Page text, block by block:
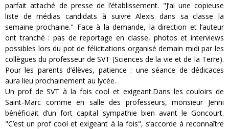
parfait attaché de presse de l’établissement. "J’ai une copieuse
liste de médias candidats à suivre Alexis dans sa classe la
semaine prochaine." Face à la demande, la direction et l’auteur
ont tranché : pas de reportage en classe, photos et interviews
possibles lors du pot de félicitations organisé demain midi par les
collègues du professeur de SVT (Sciences de la vie et de la Terre).
Pour les parents d’élèves, patience : une séance de dédicaces
aura lieu prochainement au lycée.
Un prof de SVT à la fois cool et exigeant.Dans les couloirs de
Saint-Marc comme en salle des professeurs, monsieur Jenni
bénéficiait d’un fort capital sympathie bien avant le Goncourt.
"C’est un prof cool et exigeant à la fois", s’accorde à reconnaître